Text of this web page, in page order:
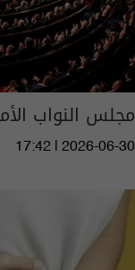
مجلس النواب
17:42 | 2026-06-30